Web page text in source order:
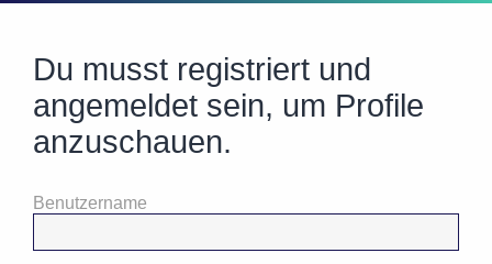
Du musst registriert und
angemeldet sein, um Profile
anzuschauen.
Benutzername